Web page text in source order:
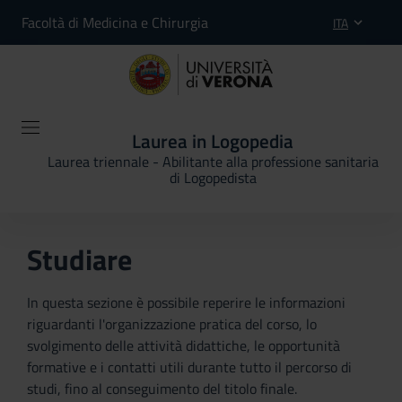
Facoltà di Medicina e Chirurgia ITA
Laurea in Logopedia
Laurea triennale - Abilitante alla professione sanitaria
di Logopedista
Studiare
In questa sezione è possibile reperire le informazioni
riguardanti l'organizzazione pratica del corso, lo
svolgimento delle attività didattiche, le opportunità
formative e i contatti utili durante tutto il percorso di
studi, fino al conseguimento del titolo finale.